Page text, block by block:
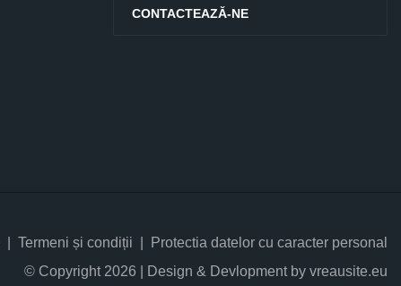
CONTACTEAZĂ-NE
Termeni și condiții
Protectia datelor cu caracter personal
© Copyright 2026 | Design & Devlopment by vreausite.eu